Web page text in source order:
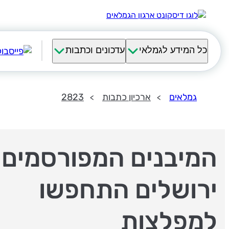
כל המידע לגמלאי עדכונים וכתבות
גמלאים ארכיון כתבות 2823
המיבנים
ירושלים התחפשו
למפלצות